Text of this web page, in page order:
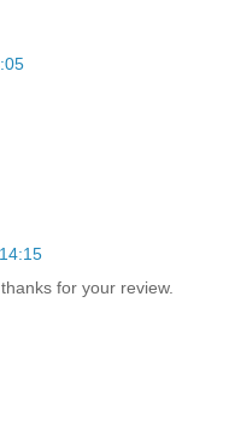
for your review.